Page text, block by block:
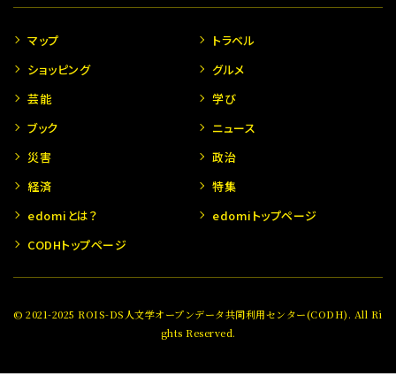
マップ
トラベル
ショッピング
グルメ
芸能
学び
ブック
ニュース
災害
政治
経済
特集
edomiとは？
edomiトップページ
CODHトップページ
© 2021-2025 ROIS-DS人文学オープンデータ共同利用センター(CODH). All Ri
ghts Reserved.